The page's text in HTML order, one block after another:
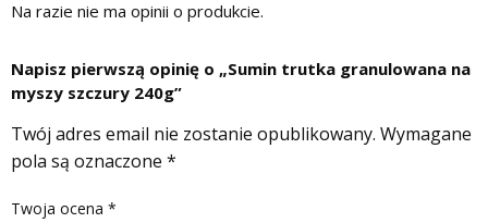
Na razie nie ma opinii o produkcie.
Napisz pierwszą opinię o „Sumin trutka granulowana na
myszy szczury 240g”
Twój adres email nie zostanie opublikowany. Wymagane
pola są oznaczone *
Twoja ocena *